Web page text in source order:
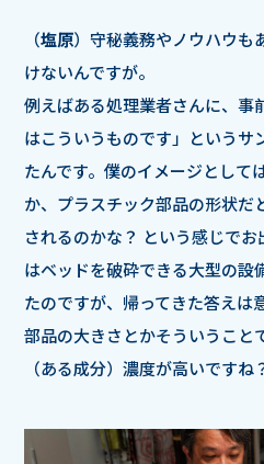
（塩原）守秘義務やノウハウも
けないんですが。
例えばある処理業者さんに、事
はこういうものです」というサ
たんです。僕のイメージとして
か、プラスチック部品の形状だ
されるのかな？ という感じで
はベッドを破砕できる大型の設
たのですが、帰ってきた答えは
部品の大きさとかそういうこと
（ある成分）濃度が高いですね